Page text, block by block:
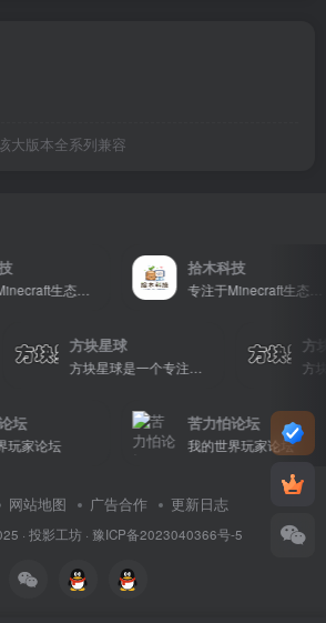
大版本全系列兼容
专注于Minecraft生态建设
拾木科技
专注于Minecraft生态建设
方块星球
坛
玩家论坛
苦力怕论坛
我的世界玩家论坛
网站地图 广告合作 更新日志
· 投影工坊· 豫ICP备2023040366号-5